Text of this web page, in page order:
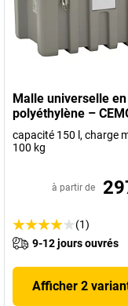
Malle universelle en
polyéthylène –
capacité 150 l, charge
100 kg
à partir de
(1)
9-12 jours ouvrés
Afficher 2